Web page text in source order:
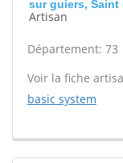
sur guiers,
Artisan
Département: 73
Voir la fiche
basic system